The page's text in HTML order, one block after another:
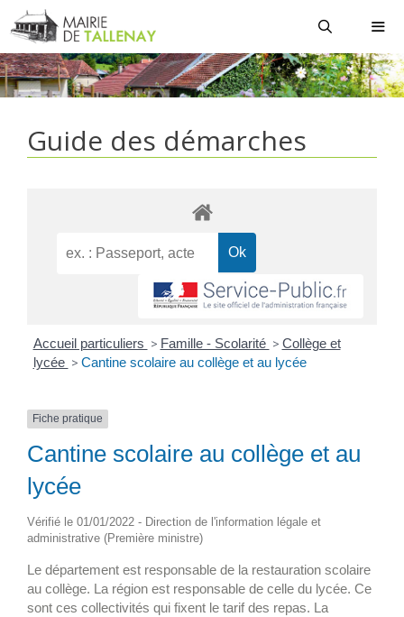
Aller
au
contenu
Guide des démarches
Accueil particuliers > Famille - Scolarité > Collège et
lycée > Cantine scolaire au collège et au lycée
Fiche pratique
Cantine scolaire au collège et au
lycée
Vérifié le 01/01/2022 - Direction de l'information légale et
administrative (Première ministre)
Le département est responsable de la restauration scolaire
au collège. La région est responsable de celle du lycée. Ce
sont ces collectivités qui fixent le tarif des repas. La